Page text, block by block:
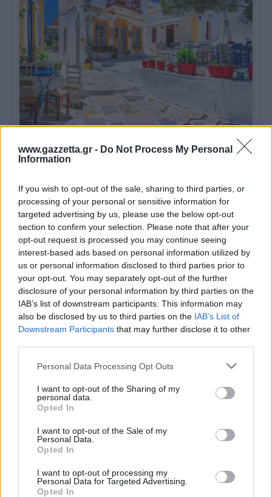
www.gazzetta.gr - Do Not Process My Personal
Information
If you wish to opt-out of the sale, sharing to third parties, or
processing of your personal or sensitive information for
targeted advertising by us, please use the below opt-out
section to confirm your selection. Please note that after your
opt-out request is processed you may continue seeing
interest-based ads based on personal information utilized by
us or personal information disclosed to third parties prior to
your opt-out. You may separately opt-out of the further
disclosure of your personal information by third parties on the
IAB’s list of downstream participants. This information may
also be disclosed by us to third parties on the IAB’s List of
Downstream Participants that may further disclose it to other
Please note that this website/app uses one or more Google
not limited to your visit or usage behaviour. You may click to
grant or deny consent to Google and its third-party tags to
use your data for below specified purposes in below Google
consent section.
Personal Data Processing Opt Outs
I want to opt-out of the Sharing of my
personal data.
Opted In
I want to opt-out of the Sale of my
Personal Data.
Opted In
I want to opt-out of processing my
Personal Data for Targeted Advertising.
Opted In
6 γραφικά χωριά των Κυκλάδων που αξίζει να
ανακαλύψετε
7 έξυπνα tips για να φτιάξετε γρήγορα τη βαλίτσα
των διακοπών
Η εξωτική παραλία της Πάργας που θα λατρέψετε
φράση που έγινε τραγούδι, κανείς δεν ξέρει από
πού προήλθε